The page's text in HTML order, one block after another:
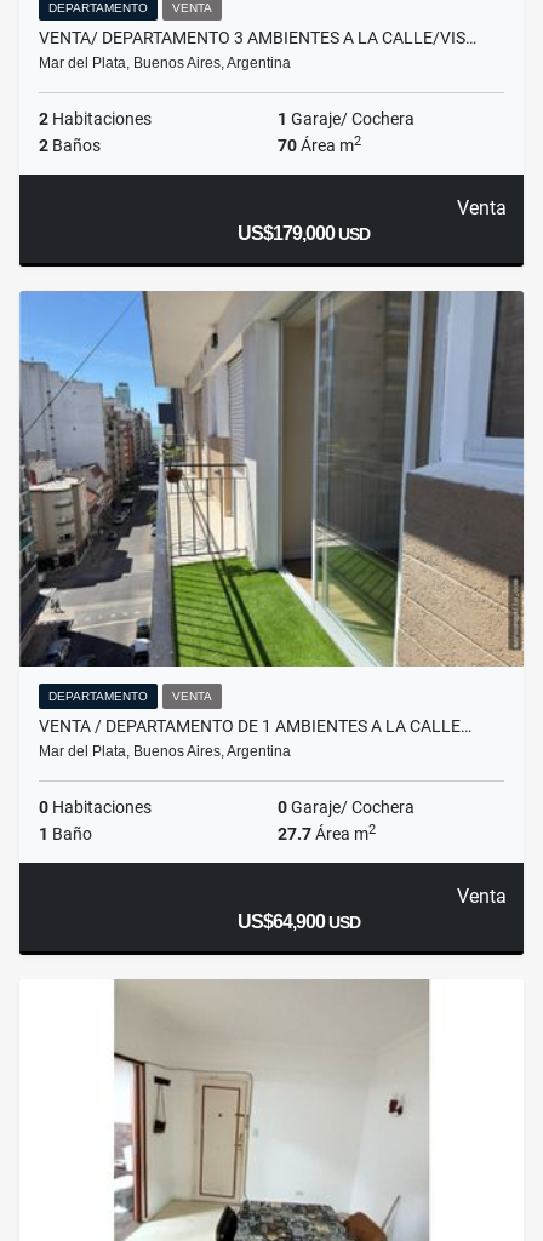
DEPARTAMENTO VENTA
VENTA/ DEPARTAMENTO 3 AMBIENTES A LA CALLE/VIS…
Mar del Plata, Buenos Aires, Argentina
2 Habitaciones 1 Garaje/ Cochera
2 Baños 70Área m2
Venta
US$179,000USD
DEPARTAMENTO VENTA
VENTA / DEPARTAMENTO DE 1 AMBIENTES A LA CALLE…
Mar del Plata, Buenos Aires, Argentina
0 Habitaciones 0Garaje/ Cochera
1 Baño 27.7Área m2
Venta
US$64,900USD